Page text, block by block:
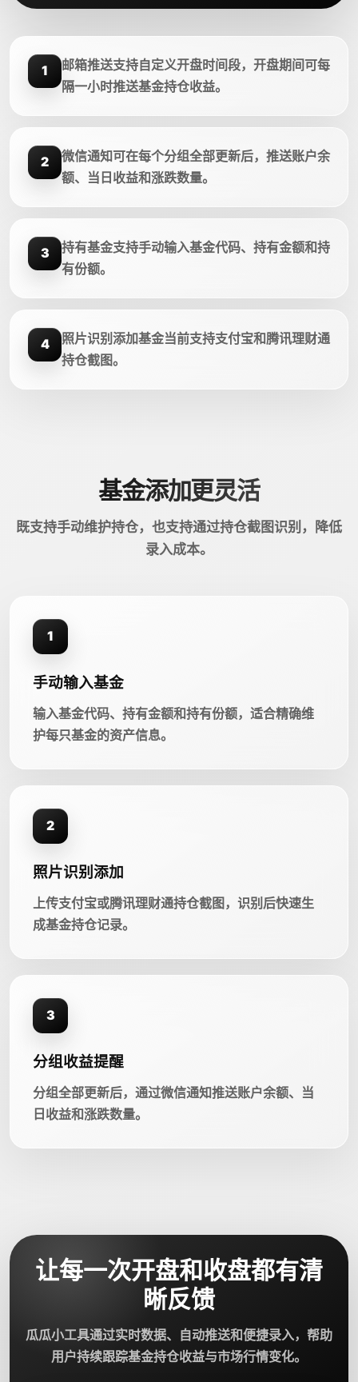
1
邮箱推送支持自定义开盘时间段，开盘期间可每
隔一小时推送基金持仓收益。
2
微信通知可在每个分组全部更新后，推送账户余
额、当日收益和涨跌数量。
3
持有基金支持手动输入基金代码、持有金额和持
有份额。
4
照片识别添加基金当前支持支付宝和腾讯理财通
持仓截图。
基金添加更灵活
既支持手动维护持仓，也支持通过持仓截图识别，降低
录入成本。
1
手动输入基金
输入基金代码、持有金额和持有份额，适合精确维
护每只基金的资产信息。
2
照片识别添加
上传支付宝或腾讯理财通持仓截图，识别后快速生
成基金持仓记录。
3
分组收益提醒
分组全部更新后，通过微信通知推送账户余额、当
日收益和涨跌数量。
让每一次开盘和收盘都有清
晰反馈
瓜瓜小工具通过实时数据、自动推送和便捷录入，帮助
用户持续跟踪基金持仓收益与市场行情变化。